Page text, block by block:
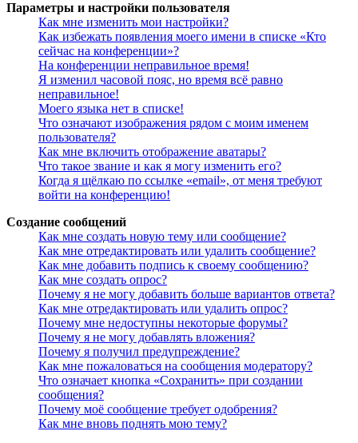
Параметры и настройки пользователя
Как мне изменить мои настройки?
Как избежать появления моего имени в списке «Кто
сейчас на конференции»?
На конференции неправильное время!
Я изменил часовой пояс, но время всё равно
неправильное!
Моего языка нет в списке!
Что означают изображения рядом с моим именем
пользователя?
Как мне включить отображение аватары?
Что такое звание и как я могу изменить его?
Когда я щёлкаю по ссылке «email», от меня требуют
войти на конференцию!
Создание сообщений
Как мне создать новую тему или сообщение?
Как мне отредактировать или удалить сообщение?
Как мне добавить подпись к своему сообщению?
Как мне создать опрос?
Почему я не могу добавить больше вариантов ответа?
Как мне отредактировать или удалить опрос?
Почему мне недоступны некоторые форумы?
Почему я не могу добавлять вложения?
Почему я получил предупреждение?
Как мне пожаловаться на сообщения модератору?
Что означает кнопка «Сохранить» при создании
сообщения?
Почему моё сообщение требует одобрения?
Как мне вновь поднять мою тему?